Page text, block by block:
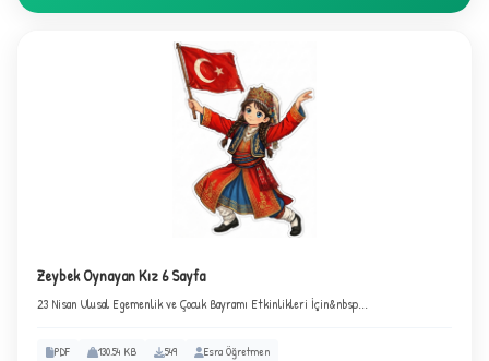
Zeybek Oynayan Kız 6 Sayfa
23 Nisan Ulusal Egemenlik ve Çocuk Bayramı Etkinlikleri İçin&nbsp...
PDF 130.54 KB 549 Esra Öğretmen